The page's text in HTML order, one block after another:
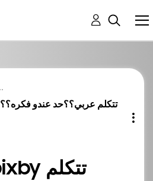
Re: كيف اخلي bixby تتكلم عربي؟؟حد عندو فكره؟؟